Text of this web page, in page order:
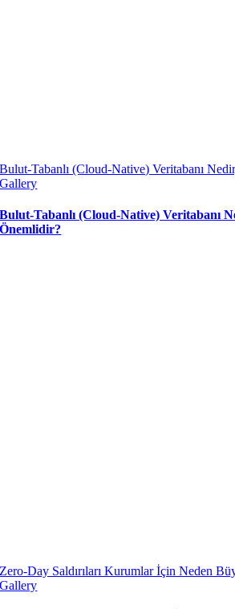
Bulut-Tabanlı (Cloud-Native) Veritabanı
Gallery
Bulut-Tabanlı (Cloud-Native) Veritabanı
Önemlidir?
Zero-Day Saldırıları Kurumlar İçin Neden
Gallery